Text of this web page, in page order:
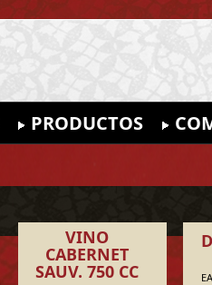
PRODUCTOS
VINO
CABERNET
SAUV. 750 CC